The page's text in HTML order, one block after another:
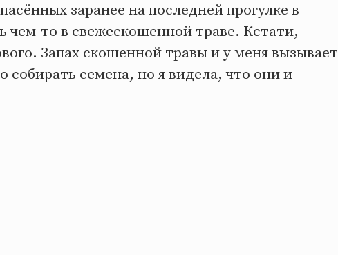
заранее на последней прогулке в
чем-то в свежескошенной траве. Кстати,
Запах скошенной травы и у меня вызывает
собирать семена, но я видела, что они и